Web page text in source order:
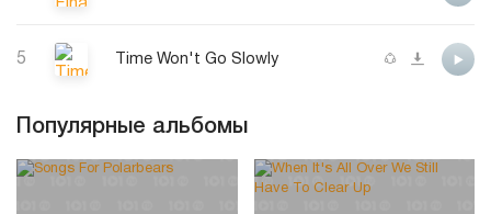
5 Time Won't Go Slowly
Популярные альбомы